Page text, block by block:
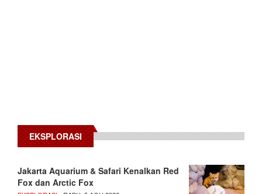
EKSPLORASI
Jakarta Aquarium & Safari Kenalkan Red
Fox dan Arctic Fox